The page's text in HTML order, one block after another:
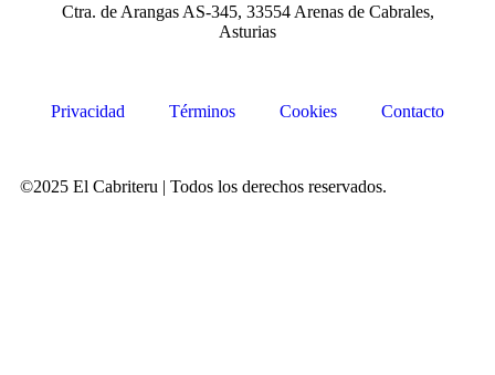
Ctra. de Arangas AS-345, 33554 Arenas de Cabrales,
Asturias
Privacidad Términos Cookies Contacto
©2025 El Cabriteru | Todos los derechos reservados.